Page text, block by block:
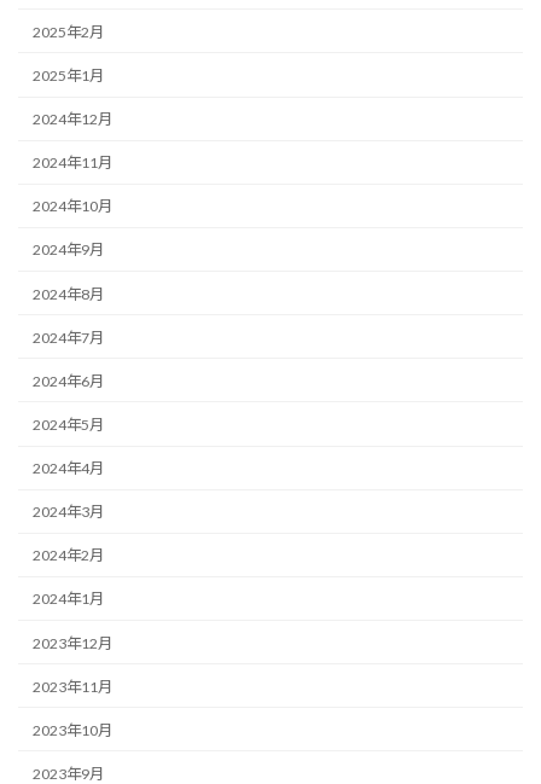
2025年2月
2025年1月
2024年12月
2024年11月
2024年10月
2024年9月
2024年8月
2024年7月
2024年6月
2024年5月
2024年4月
2024年3月
2024年2月
2024年1月
2023年12月
2023年11月
2023年10月
2023年9月